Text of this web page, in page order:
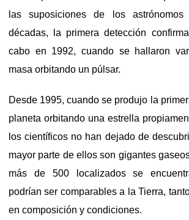
las suposiciones de los astrónomos
décadas, la primera detección
cabo en 1992, cuando se hallaron
masa orbitando un púlsar.
Desde 1995, cuando se produjo la
planeta orbitando una estrella
los científicos no han dejado de
mayor parte de ellos son gigantes
más de 500 localizados se
podrían ser comparables a la Tierra,
en composición y condiciones.